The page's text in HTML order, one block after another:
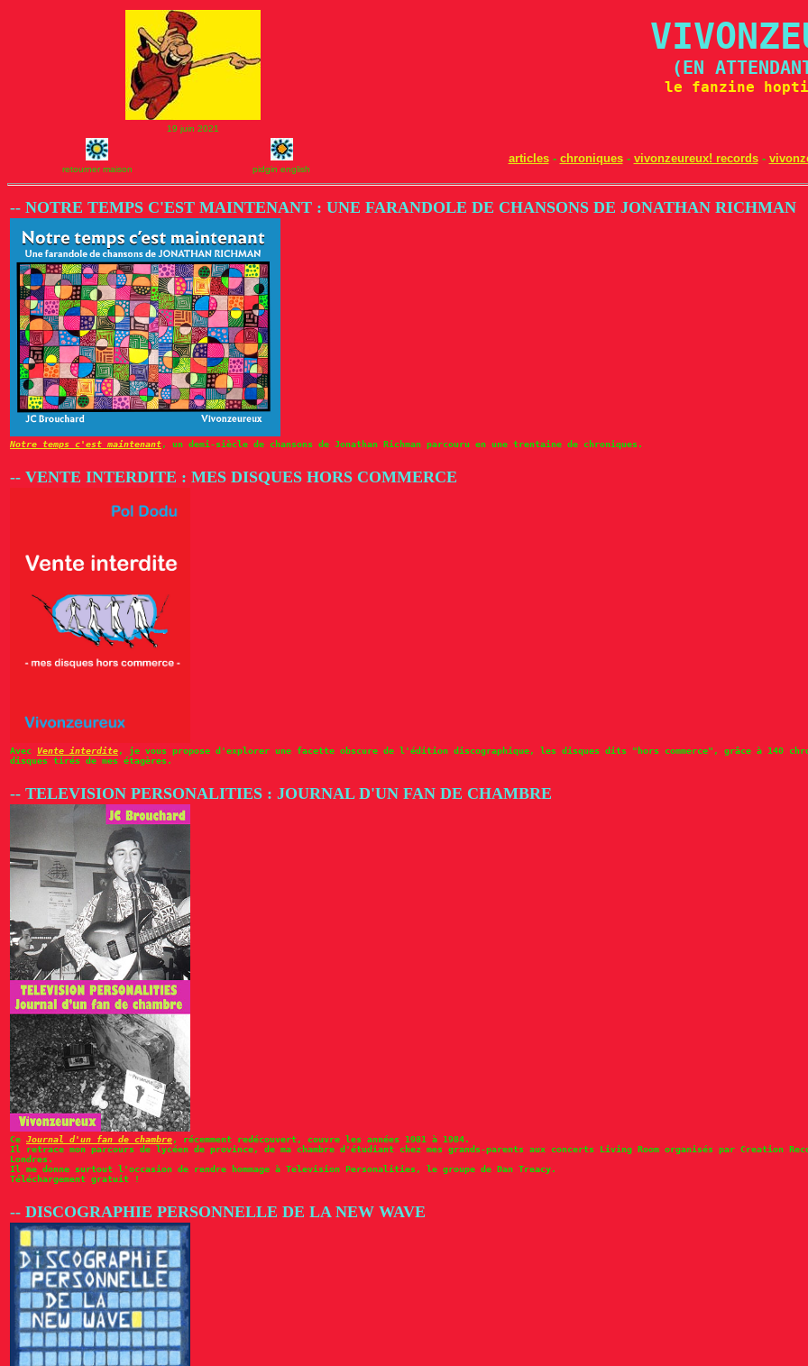
(EN
le fanzine
19 juin 2021
articles- chroniques- vivonzeureux! records-
retourner maison pidgin english
-- NOTRE TEMPS C'EST MAINTENANT : UNE FARANDOLE DE CHANSONS DE JONATHAN RICHMAN
Notre temps c'est maintenant, un demi-siècle de chansons de Jonathan Richman parcouru en une trentaine de chroniques.
-- VENTE INTERDITE : MES DISQUES HORS COMMERCE
Avec Vente interdite, je vous propose d'explorer une facette obscure de l'édition discographique, les disques dits "hors commerce", grâce à 140
disques tirés de mes étagères.
-- TELEVISION PERSONALITIES : JOURNAL D'UN FAN DE CHAMBRE
Ce Journal d'un fan de chambre, récemment redécouvert, couvre les années 1981 à 1984.
Il retrace mon parcours de lycéen de province, de ma chambre d'étudiant chez mes grands-parents aux concerts Living Room organisés par Creation
Londres.
Il me donne surtout l'occasion de rendre hommage à Television Personalities, le groupe de Dan Treacy.
Téléchargement gratuit !
-- DISCOGRAPHIE PERSONNELLE DE LA NEW WAVE